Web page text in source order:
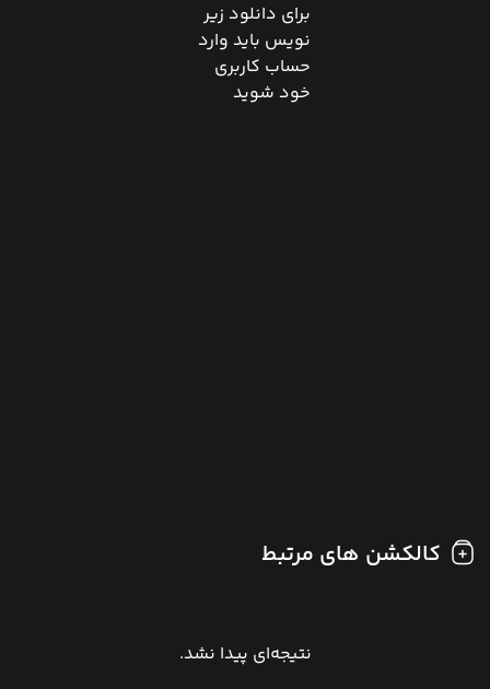
برای دانلود زیر
نویس باید وارد
حساب کاربری
خود شوید
کالکشن های مرتبط
نتیجه‌ای پیدا نشد.